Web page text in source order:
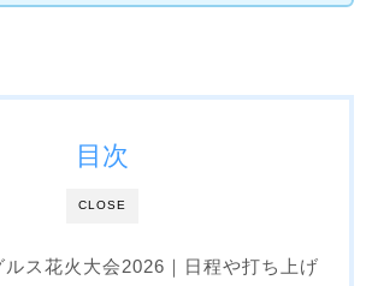
CLOSE
目次
ルス花火大会2026｜日程や打ち上げ